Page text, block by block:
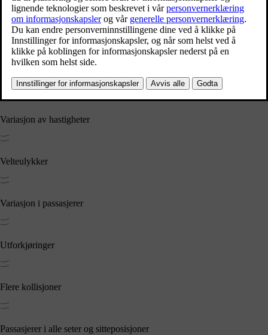
Variasjon av vinkler
Kollisjon med store dyr
Variasjon av hastigheter
Velteulykker
Variasjon i passasjerer
Utforkjøringer
Flere kollisjoner
Passasjerer i alle seter og sitteposisjoner